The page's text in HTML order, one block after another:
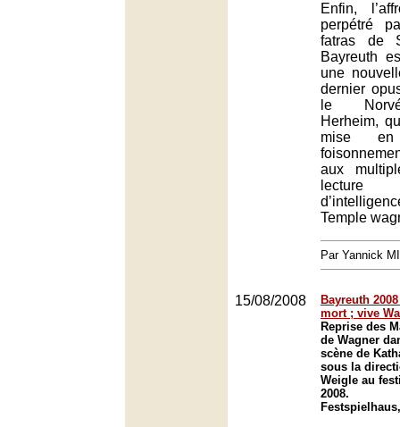
Enfin,
perpétré
fatras de
Bayreuth
une
dernier
le
Herheim,
mise
aux
Temple
Par Yannick
15/08/2008
Bayreuth
mort ; vive
Reprise des
de Wagner
scène de
sous la
Weigle au
2008.